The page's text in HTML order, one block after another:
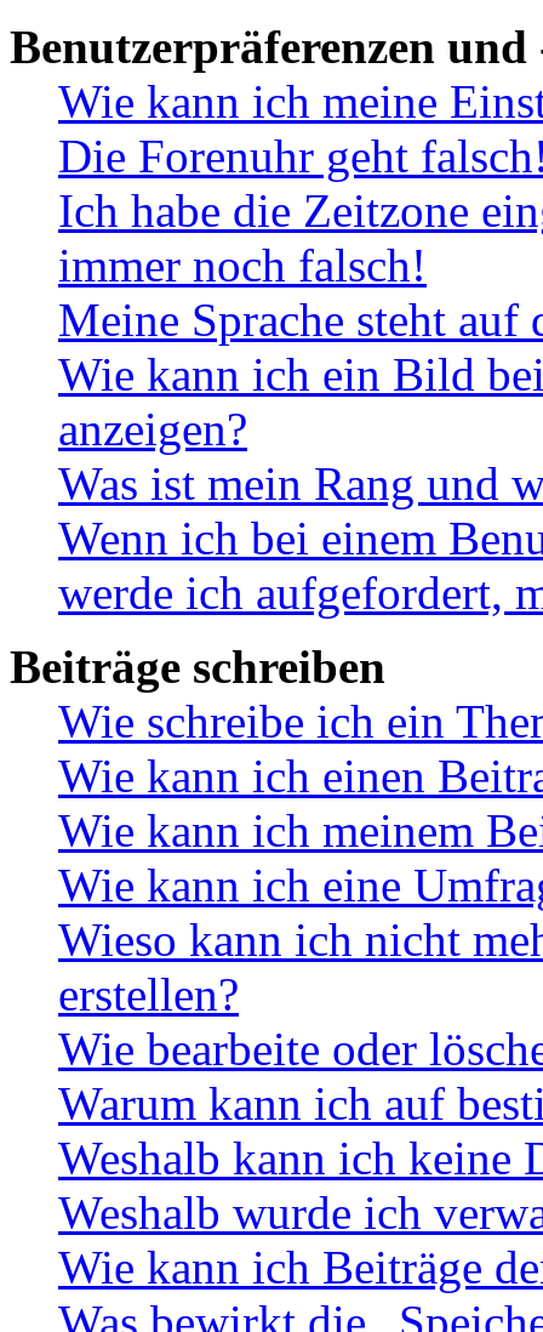
Benutzerpräferenzen und
Wie kann ich meine
Die Forenuhr geht
Ich habe die Zeitzone
immer noch falsch!
Meine Sprache steht
Wie kann ich ein Bild
anzeigen?
Was ist mein Rang und
Wenn ich bei einem
werde ich aufgefordert,
Beiträge schreiben
Wie schreibe ich ein
Wie kann ich einen
Wie kann ich meinem
Wie kann ich eine
Wieso kann ich nicht
erstellen?
Wie bearbeite oder
Warum kann ich auf
Weshalb kann ich keine
Weshalb wurde ich
Wie kann ich Beiträge
Was bewirkt die